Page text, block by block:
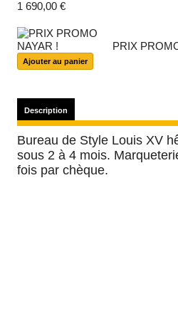
1 690,00 €
PRIX
Description
Bureau de Style Louis XV
sous 2 à 4 mois.
fois par chèque.